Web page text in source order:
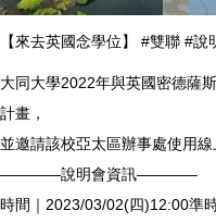
【來去英國念學位】 #雙聯 #說
大同大學2022年與英國密德薩
計畫，
並邀請該校亞太區辦事處使用
————說明會資訊————
時間｜2023/03/02(四)12:00準